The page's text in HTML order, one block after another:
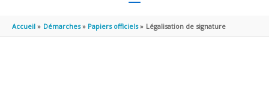
PRINCIPAL
Accueil Démarches Papiers officiels Légalisation de signature